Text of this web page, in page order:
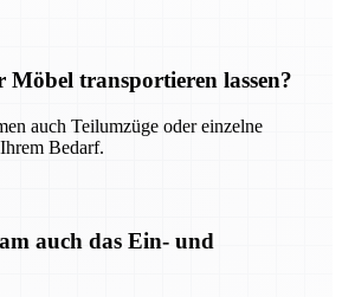
transportieren lassen?
auch Teilumzüge oder einzelne
Bedarf.
auch das Ein- und